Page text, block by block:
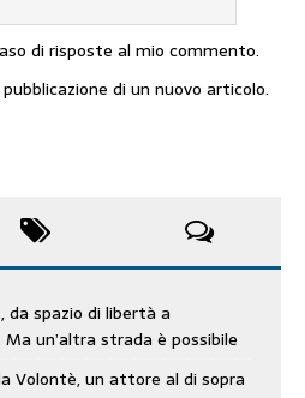
di risposte al mio commento.
di un nuovo articolo.
spazio di libertà a
un’altra strada è possibile
Volontè, un attore al di sopra